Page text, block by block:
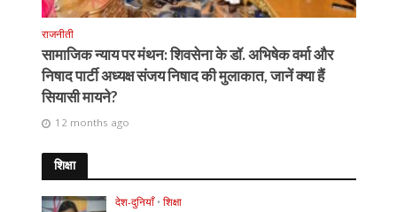
राजनीती
सामाजिक न्याय पर मंथन: शिवसेना के डॉ. अभिषेक वर्मा और
निषाद पार्टी अध्यक्ष संजय निषाद की मुलाकात, जानें क्या हैं
सियासी मायने?
12 months ago
शिक्षा
देश-दुनियाँ • शिक्षा